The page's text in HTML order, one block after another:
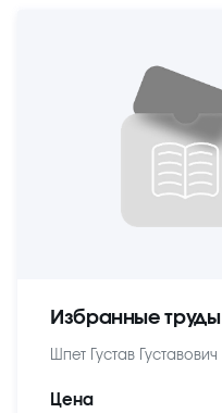
Избранные труды
Шпет Густав Густавович
Цена